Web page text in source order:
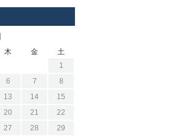
木 金
土
1
6 7
8
13 14
15
20 21
22
27 28
29